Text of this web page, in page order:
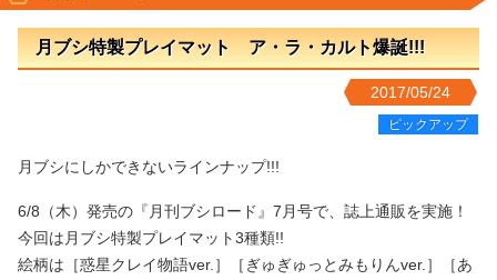
読者ページ
お問い合わせ
月ブシ特製プレイマット ア・ラ・カルト爆誕!!!
2017/05/24
ピックアップ
月ブシにしかできないラインナップ!!!
6/8（木）発売の『月刊ブシロード』7月号で、誌上通販を実施！
今回は月ブシ特製プレイマット3種類!!
絵柄は［惑星クレイ物語ver.］［ぎゅぎゅっとみもりんver.］［あ